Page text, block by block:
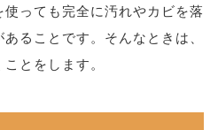
っても完全に汚れやカビを落
ることです。そんなときは、
とをします。